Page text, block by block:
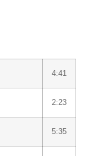
4:41
2:23
5:35